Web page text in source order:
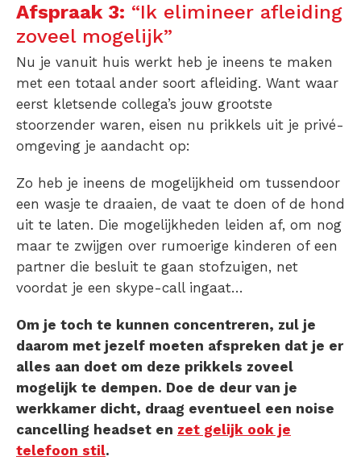
Afspraak 3: “Ik elimineer afleiding
zoveel mogelijk”
Nu je vanuit huis werkt heb je ineens te maken
met een totaal ander soort afleiding. Want waar
eerst kletsende collega’s jouw grootste
stoorzender waren, eisen nu prikkels uit je privé-
omgeving je aandacht op:
Zo heb je ineens de mogelijkheid om tussendoor
een wasje te draaien, de vaat te doen of de hond
uit te laten. Die mogelijkheden leiden af, om nog
maar te zwijgen over rumoerige kinderen of een
partner die besluit te gaan stofzuigen, net
voordat je een skype-call ingaat…
Om je toch te kunnen concentreren, zul je
daarom met jezelf moeten afspreken dat je er
alles aan doet om deze prikkels zoveel
mogelijk te dempen. Doe de deur van je
werkkamer dicht, draag eventueel een noise
cancelling headset en zet gelijk ook je
telefoon stil.